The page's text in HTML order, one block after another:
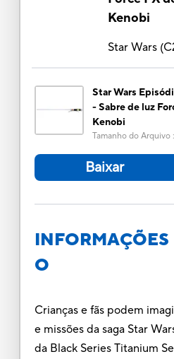
Kenobi
Star Wars(
Star Wars
- Sabre de luz
Kenobi
Tamanho do Arquivo:
Baixar
O
Crianças e fãs podem
e missões da saga Star
da Black Series Titanium